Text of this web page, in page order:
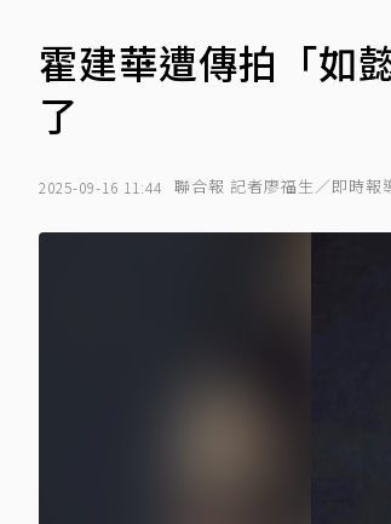
霍建華遭傳拍「如
了
2025-09-16 11:44 聯合報 記者廖福生／即時報